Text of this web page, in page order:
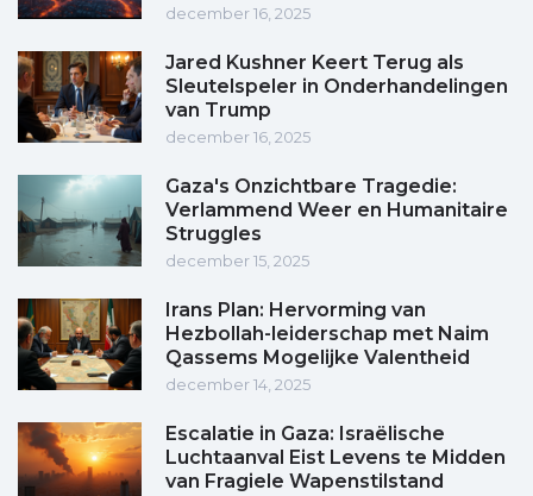
december 16, 2025
Jared Kushner Keert Terug als
Sleutelspeler in Onderhandelingen
van Trump
december 16, 2025
Gaza's Onzichtbare Tragedie:
Verlammend Weer en Humanitaire
Struggles
december 15, 2025
Irans Plan: Hervorming van
Hezbollah-leiderschap met Naim
Qassems Mogelijke Valentheid
december 14, 2025
Escalatie in Gaza: Israëlische
Luchtaanval Eist Levens te Midden
van Fragiele Wapenstilstand